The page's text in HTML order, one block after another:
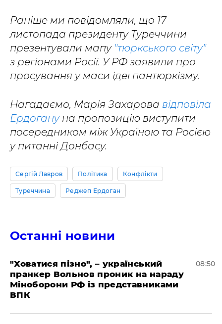
Раніше ми повідомляли, що 17
листопада президенту Туреччини
презентували мапу "тюркського світу"
з регіонами Росії. У РФ заявили про
просування у маси ідеї пантюркізму.
Нагадаємо, Марія Захарова відповіла
Ердогануна пропозицію виступити
посередником між Україною та Росією
у питанні Донбасу.
Сергій Лавров Політика Конфлікти
Туреччина Реджеп Ердоган
Останні новини
"Ховатися пізно", – український
пранкер Вольнов проник на нараду
Міноборони РФ із представниками
ВПК
08:50